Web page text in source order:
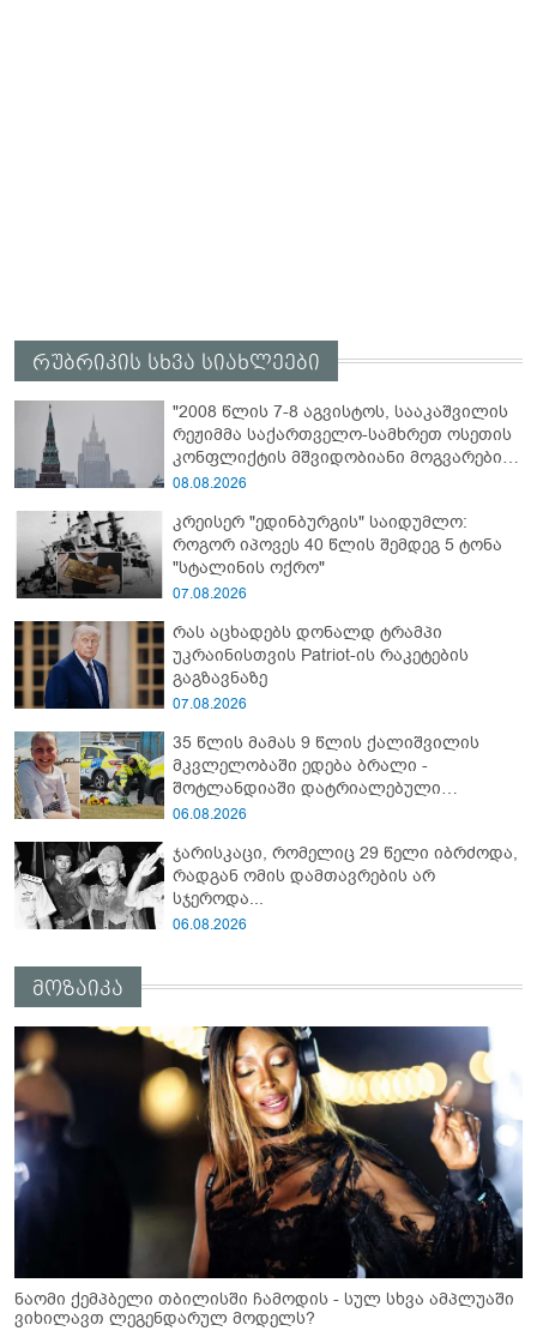
რუბრიკის სხვა სიახლეები
"2008 წლის 7-8 აგვისტოს, სააკაშვილის
რეჟიმმა საქართველო-სამხრეთ ოსეთის
კონფლიქტის მშვიდობიანი მოგვარების
შესახებ ყველა შეთანხმების დარღვევით,
აგრესია განახორციელა" - რუსეთის
საგარეო უწყება
08.08.2026
კრეისერ "ედინბურგის" საიდუმლო:
როგორ იპოვეს 40 წლის შემდეგ 5 ტონა
"სტალინის ოქრო"
07.08.2026
რას აცხადებს დონალდ ტრამპი
უკრაინისთვის Patriot-ის რაკეტების
გაგზავნაზე
07.08.2026
35 წლის მამას 9 წლის ქალიშვილის
მკვლელობაში ედება ბრალი -
შოტლანდიაში დატრიალებული
ტრაგედიის დეტალები
06.08.2026
ჯარისკაცი, რომელიც 29 წელი იბრძოდა,
რადგან ომის დამთავრების არ
სჯეროდა...
06.08.2026
მოზაიკა
ნაომი ქემპბელი თბილისში ჩამოდის - სულ სხვა ამპლუაში
ვიხილავთ ლეგენდარულ მოდელს?